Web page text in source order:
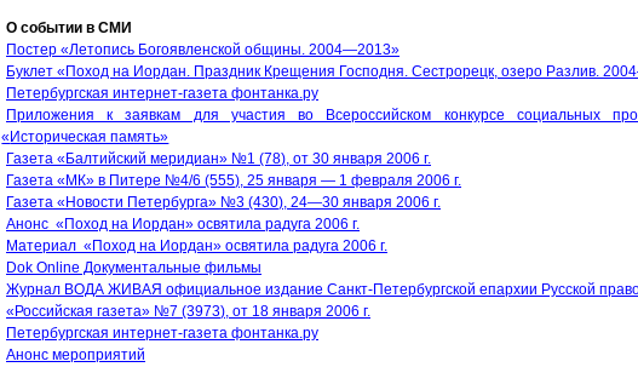
О событии в СМИ
Постер «Летопись Богоявленской общины. 2004—2013»
Буклет « Поход на Иордан. Праздник Крещения Господня. Сестрорецк, озеро Разлив.
Петербургская интернет-газета фонтанка.ру
Приложения к заявкам для участия во Всероссийском конкурсе социальных
« Историческая память»
Газета « Балтийский меридиан» №1 (78), от 30 января 2006 г.
Газета « МК» в Питере №4/6 (555), 25 января — 1 февраля 2006 г.
Газета « Новости Петербурга» №3 (430), 24—30 января 2006 г.
Анонс « Поход на Иордан» освятила радуга 2006 г.
Материал « Поход на Иордан» освятила радуга 2006 г.
Dok Online Документальные фильмы
Журнал ВОДА ЖИВАЯ официальное издание Санкт-Петербургской епархии Русской
« Российская газета» №7 (3973), от 18 января 2006 г.
Петербургская интернет-газета фонтанка.ру
Анонс мероприятий